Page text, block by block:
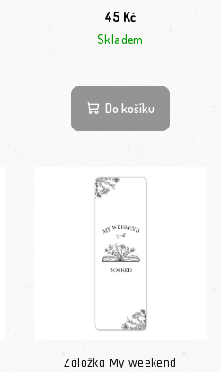
45 Kč
Skladem
Do košíku
Záložka My weekend